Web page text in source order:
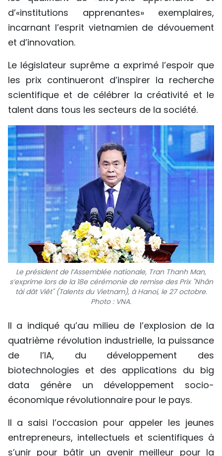
d’«institutions apprenantes» exemplaires,
incarnant l’esprit vietnamien de dévouement
et d’innovation.
Le législateur suprême a exprimé l’espoir que
les prix continueront d’inspirer la recherche
scientifique et de célébrer la créativité et le
talent dans tous les secteurs de la société.
Le président de l’Assemblée nationale, Tran Thanh Man,
s’exprime lors de la 18e cérémonie de remise des Prix "Nhân
tài dât Viêt" (Talents du Vietnam), à Hanoi, le 27 octobre.
Photo : VNA.
Il a indiqué qu’au milieu de l’explosion de la
quatrième révolution industrielle, la puissance
de l’IA, du développement des
biotechnologies et des applications du big
data génère un développement socio-
économique révolutionnaire pour le pays.
Il a saisi l’occasion pour appeler les jeunes
entrepreneurs, intellectuels et scientifiques à
s’unir pour bâtir un avenir meilleur pour la